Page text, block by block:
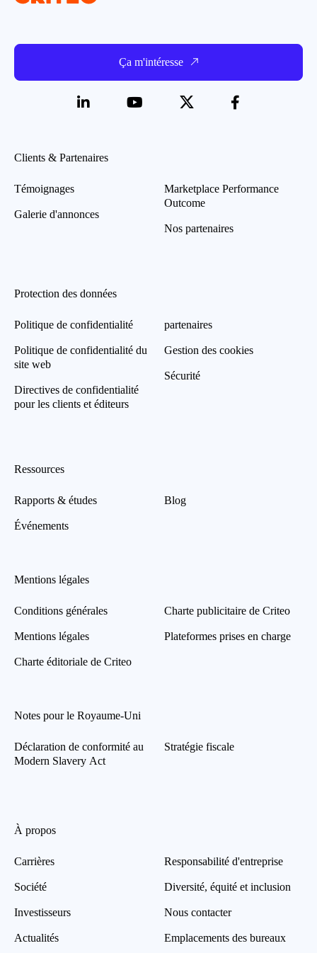
Ça m'intéresse
Clients & Partenaires
Témoignages
Galerie d'annonces
Marketplace Performance
Outcome
Nos partenaires
Protection des données
Politique de confidentialité
Politique de confidentialité du
site web
Directives de confidentialité
pour les clients et éditeurs
partenaires
Gestion des cookies
Sécurité
Ressources
Rapports & études
Événements
Blog
Mentions légales
Conditions générales
Mentions légales
Charte éditoriale de Criteo
Charte publicitaire de Criteo
Plateformes prises en charge
Notes pour le Royaume-Uni
Déclaration de conformité au
Modern Slavery Act
Stratégie fiscale
À propos
Carrières
Société
Investisseurs
Actualités
Responsabilité d'entreprise
Diversité, équité et inclusion
Nous contacter
Emplacements des bureaux